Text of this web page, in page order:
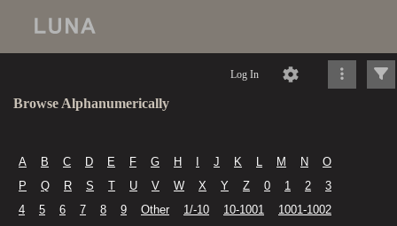
Log In
Browse Alphanumerically
A B C D E F G H J K L M N
O
P
Q R S T U V W X Y Z 0 1 2
3
4
5 6 7 8 9 Other 1/-10 10-1001
1001-1002